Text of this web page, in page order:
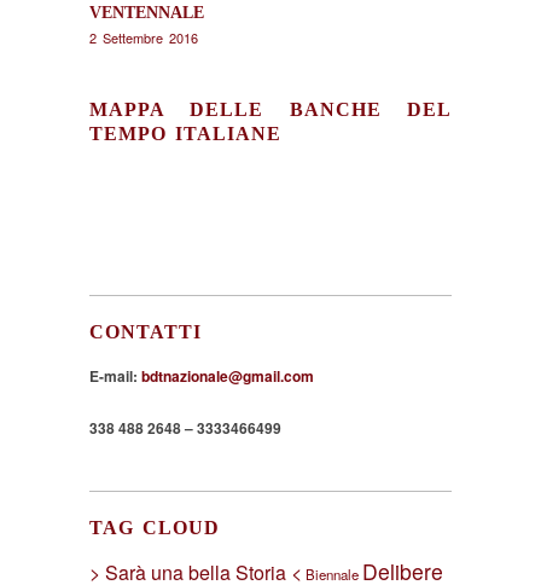
VENTENNALE
2 Settembre 2016
MAPPA DELLE BANCHE DEL
TEMPO ITALIANE
CONTATTI
E-mail: bdtnazionale@gmail.com
338 488 2648 – 3333466499
TAG CLOUD
> Sarà una bella Storia < Biennale Delibere